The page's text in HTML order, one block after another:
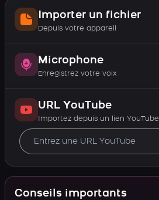
Importer un fichier
Depuis votre appareil
Microphone
Enregistrez votre voix
URL YouTube
Importez depuis un lien YouTube
Conseils importants